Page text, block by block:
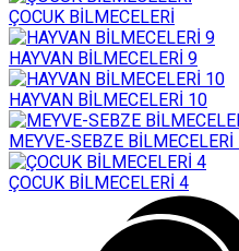
ÇOCUK BİLMECELERİ
HAYVAN BİLMECELERİ 9
HAYVAN BİLMECELERİ 10
MEYVE-SEBZE BİLMECELERİ
ÇOCUK BİLMECELERİ 4